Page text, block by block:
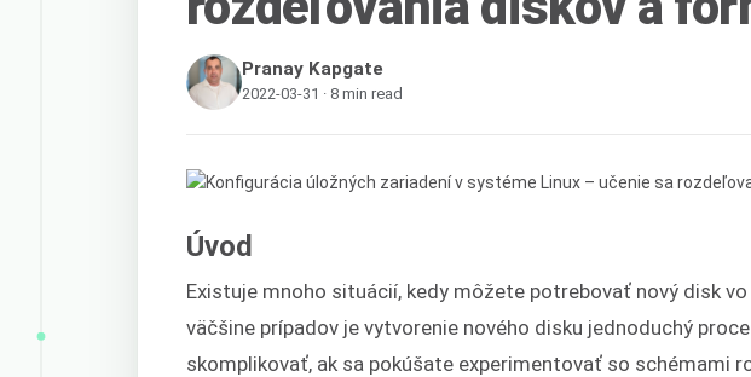
Pranay Kapgate
2022-03-31 · 8 min read
Úvod
Existuje mnoho situácií, kedy môžete potrebovať nový disk
väčšine prípadov je vytvorenie nového disku jednoduchý
skomplikovať, ak sa pokúšate experimentovať so schémami